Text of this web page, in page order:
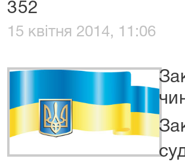
352
15 квітня 2014, 11:06